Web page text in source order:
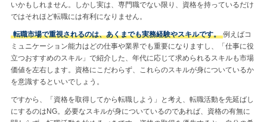
いかもしれません。しかし実は、専門職でない限り、資格を持っているだけ
ではそれほど転職には有利になりません。
転職市場で重視されるのは、あくまでも実務経験やスキルです。 例えばコ
ミュニケーション能力はどの仕事や業界でも重要になりますし、「仕事に役
立つおすすめのスキル」で紹介した、年代に応じて求められるスキルも市場
価値を左右します。資格にこだわらず、これらのスキルが身についているか
を意識するといいでしょう。
ですから、「資格を取得してから転職しよう」と考え、転職活動を先延ばし
にするのはNG。必要なスキルが身についているのであれば、資格の有無に